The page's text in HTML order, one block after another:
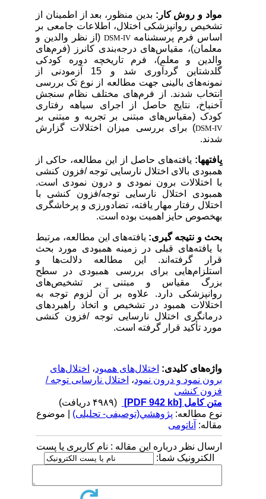
مواد و روش کار:بدین منظور، بعد از اطمینان از
تشخیص روانپزشکی اختلال، اطلاعات جامعی بر
اساس فرم پرسش­نامهDSM-IV(از نظر والدین و
معلمان)، مقیاس‌های درجه‌بندی کانرز (فرم‌های
والدین و معلم)، فرم تاریخچه دوره کودکی
گلدشتاین گردآوری شد و 15 آزمودنی از
نمونه‌های بالینی جهت مطالعه از نوع تک بررسی
انتخاب شدند. از فرم‌های مختلف نظام سنجش
آخنباخ، نتایج حاصل از اجرای سیاهه رفتاری
کودک (مقیاس‌های مبتنی بر تجربه و مبتنی بر
DSM-IV) برای بررسی میزان اختلالات گزارش
شدند.
یِافته­ها:یافته‌های حاصل از این مطالعه، حاکی از
همبودی بالای اختلال نارسایی توجه /فزون کنشی
با اختلالات برون نمودی و درون نمودی است.
همبودی اختلال نارسایی توجه/فزون کنشی با
اختلال رفتار مهار یافته، تضادورزی و پرخاشگری
به­خصوص حایز اهمیت بوده است.
بحث و نتیجه گیری:یافته‌های این مطالعه، مرتبط
با یافته‌های قبلی در زمینه همبودی مورد بحث
قرار گرفته‌اند. این مطالعه دلالت‌ها و
استلزام‌هایی برای بررسی همبودی در سطح
بزرگ مقیاس و مبتنی بر تشخیص‌های
روانپزشکی دارد. علاوه بر آن لزوم توجه به
اختلالات همبود در تشخیص و اتخاذ راهبردهای
درمانگری اختلال نارسایی توجه /فزون کنشی
مورد تأکید قرار گرفته است.
واژه‌های کلیدی:اختلال‌های همبود،اختلال‌های
برون نمود و درون نمود،اختلال نارسایی توجه /
فزون کنشی
متن کامل[PDF 942 kb]
نوع مطالعه:پژوهشي(توصیفی- تحلیلی) | موضوع
مقاله:آناتومی
ارسال نظر درباره این مقاله : نام کاربری یا پست
الکترونیک شما: